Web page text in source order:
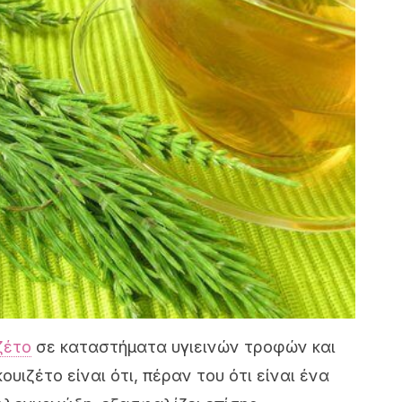
σε καταστήματα υγιεινών τροφών και
είναι ότι, πέραν του ότι είναι ένα